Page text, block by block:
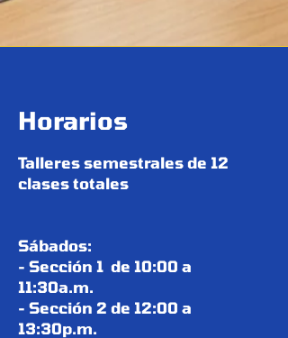
Horarios
Talleres semestrales de 12
clases totales
Sábados:
- Sección 1 de 10:00 a
11:30a.m.
- Sección 2 de 12:00 a
13:30p.m.